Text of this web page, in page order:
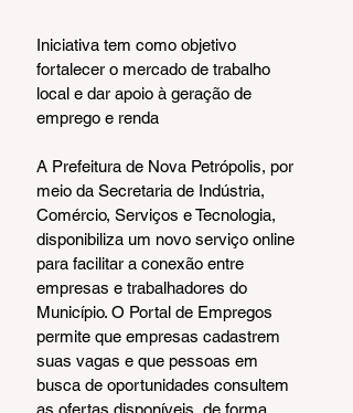
Iniciativa tem como objetivo
fortalecer o mercado de trabalho
local e dar apoio à geração de
emprego e renda
A Prefeitura de Nova Petrópolis, por
meio da Secretaria de Indústria,
Comércio, Serviços e Tecnologia,
disponibiliza um novo serviço online
para facilitar a conexão entre
empresas e trabalhadores do
Município. O Portal de Empregos
permite que empresas cadastrem
suas vagas e que pessoas em
busca de oportunidades consultem
as ofertas disponíveis, de forma